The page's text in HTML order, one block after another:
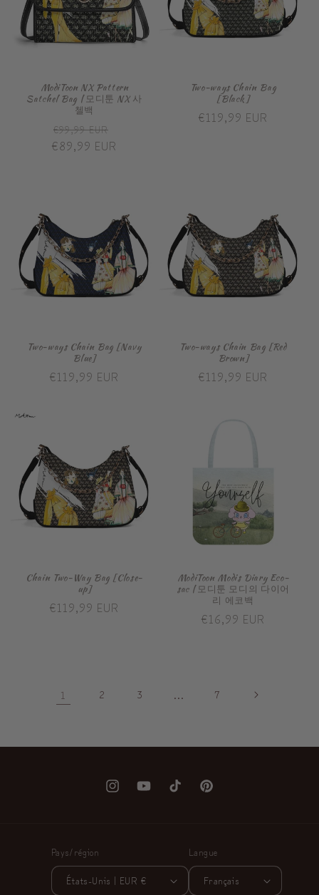
ModiToon NX Pattern
Satchel Bag | 모디툰 NX 사
첼백
Prix
habituel
€99,99 EUR
€89,99 EUR
Two-ways Chain Bag
[Black]
Prix
€119,99 EUR
Two-ways Chain Bag [Navy
Blue]
Prix
€119,99 EUR
Two-ways Chain Bag [Red
Brown]
Prix
€119,99 EUR
Chain Two-Way Bag [Close-
up]
Prix
€119,99 EUR
ModiToon Modis Diary Eco-
sac | 모디툰 모디의 다이어
리 에코백
Prix
€16,99 EUR
1 2 3 … 7
InstagramYouTubeTikTok Pinterest
Pays/région
États-Unis | EUR €
Langue
Français